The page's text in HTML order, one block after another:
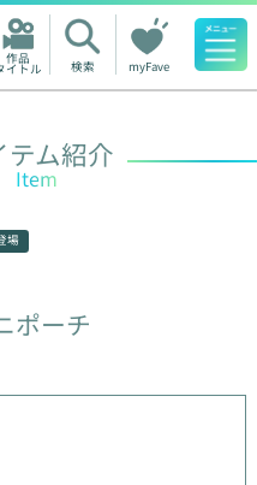
作品
イトル 検索 myFave
テム紹介
Item
場
ポーチ